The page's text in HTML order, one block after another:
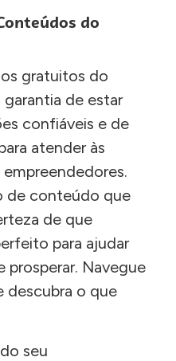
do
gratuitos do
de estar
confiáveis e de
atender às
de conteúdo que
de que
para ajudar
prosperar. Navegue
descubra o que
seu